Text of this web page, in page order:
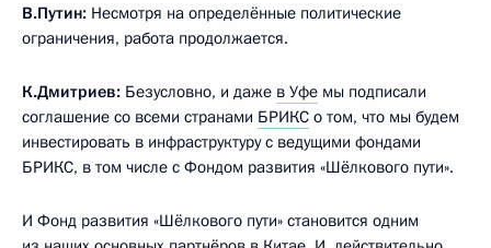
В.Путин: Несмотря на определённые политические
ограничения, работа продолжается.
К.Дмитриев: Безусловно, и даже в Уфе мы подписали
соглашение со всеми странами БРИКС о том, что мы будем
инвестировать в инфраструктуру с ведущими фондами
БРИКС, в том числе с Фондом развития «Шёлкового пути».
И Фонд развития «Шёлкового пути» становится одним